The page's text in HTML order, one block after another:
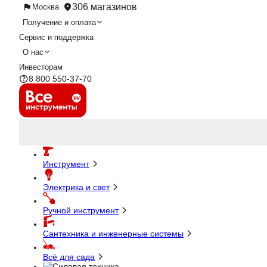
Москва 306 магазинов
Получение и оплата
Сервис и поддержка
О нас
Инвесторам
8 800 550-37-70
Инструмент
Электрика и свет
Ручной инструмент
Сантехника и инженерные системы
Всё для сада